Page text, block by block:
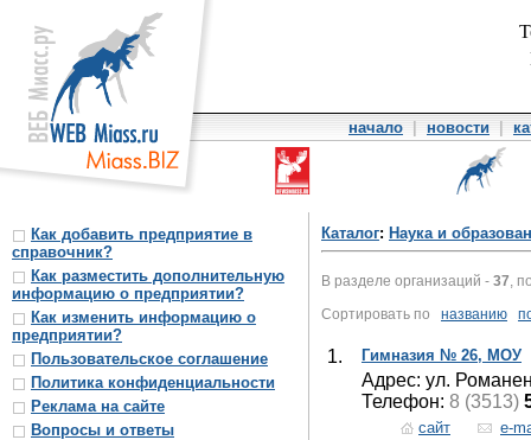
начало новости
Как добавить предприятие в
справочник?
Как разместить дополнительную
информацию о предприятии?
Как изменить информацию о
предприятии?
Пользовательское соглашение
Политика конфиденциальности
Реклама на сайте
Вопросы и ответы
Каталог: Наука и
В разделе организаций - 37 ,
Сортировать по названию
1. Гимназия № 26, МОУ
Адрес: ул.
Телефон: 8 (3513)
сайт e-